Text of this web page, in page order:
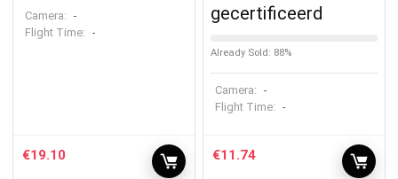
Camera: -
Flight Time: -
€19.10
gecertificeerd
Already Sold: 88%
Camera: -
Flight Time: -
€11.74